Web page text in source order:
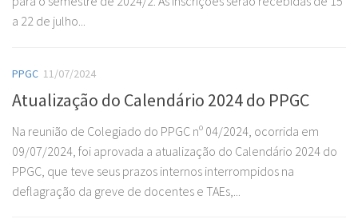
a 22 de julho...
PPGC 11/07/2024
Atualização do Calendário 2024 do PPGC
Na reunião de Colegiado do PPGC nº 04/2024, ocorrida em
09/07/2024, foi aprovada a atualização do Calendário 2024 do
PPGC, que teve seus prazos internos interrompidos na
deflagração da greve de docentes e TAEs,...